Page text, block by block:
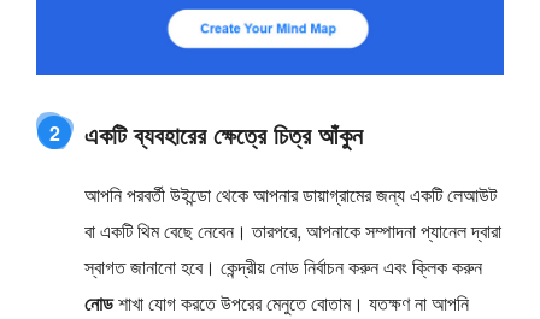
2 একটি ব্যবহারের ক্ষেত্রে চিত্র আঁকুন
আপনি পরবর্তী উইন্ডো থেকে আপনার ডায়াগ্রামের জন্য একটি লেআউট
বা একটি থিম বেছে নেবেন। তারপরে, আপনাকে সম্পাদনা প্যানেল দ্বারা
স্বাগত জানানো হবে। কেন্দ্রীয় নোড নির্বাচন করুন এবং ক্লিক করুন
নোডশাখা যোগ করতে উপরের মেনুতে বোতাম। যতক্ষণ না আপনি